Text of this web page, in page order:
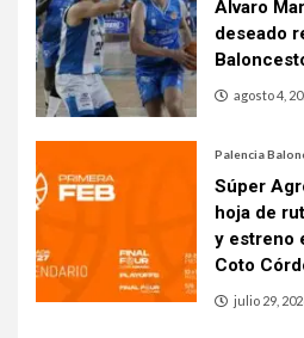
Álvaro
deseado
agosto 4,
Palencia
Súper
hoja de
y estreno
Coto
julio 29,